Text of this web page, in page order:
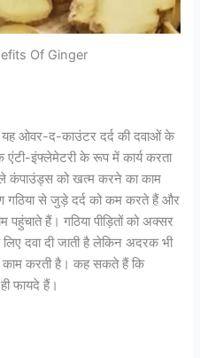
Of Ginger
यह ओवर-द-काउंटर दर्द की दवाओं के
इंफ्लेमेटरी के रूप में कार्य करता
कंपाउंड्स को खत्म करने का काम
गठिया से जुड़े दर्द को कम करते हैं और
पहुंचाते हैं। गठिया पीड़ितों को अक्सर
दवा दी जाती है लेकिन अदरक भी
काम करती है। कह सकते हैं कि
फायदे हैं।